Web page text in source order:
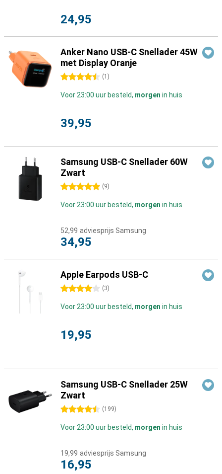
24,95
Anker Nano USB-C Snellader 45W
met Display Oranje
4.5 sterren (1 )
Voor 23:00 uur besteld, morgen in huis
39,95
Samsung USB-C Snellader 60W
Zwart
5 sterren (9)
Voor 23:00 uur besteld, morgen in huis
52,99 adviesprijs Samsung
34,95
Apple Earpods USB-C
4 sterren (3)
Voor 23:00 uur besteld, morgen in huis
19,95
Samsung USB-C Snellader 25W
Zwart
4.5 sterren (199)
Voor 23:00 uur besteld, morgen in huis
19,99 adviesprijs Samsung
16,95